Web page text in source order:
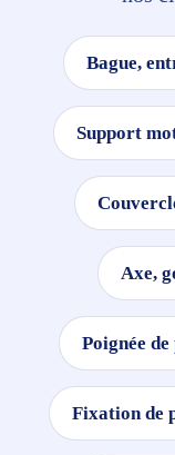
Bague,
Support
Axe,
Poignée
Fixation de